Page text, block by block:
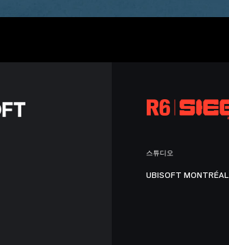
스튜디오
UBISOFT MONTRÉAL